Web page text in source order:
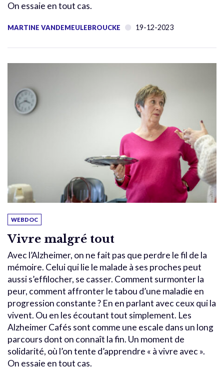
On essaie en tout cas.
MARTINE VANDEMEULEBROUCKE 19-12-2023
WEBDOC
Vivre malgré tout
Avec l’Alzheimer, on ne fait pas que perdre le fil de la
mémoire. Celui qui lie le malade à ses proches peut
aussi s’effilocher, se casser. Comment surmonter la
peur, comment affronter le tabou d’une maladie en
progression constante ? En en parlant avec ceux qui la
vivent. Ou en les écoutant tout simplement. Les
Alzheimer Cafés sont comme une escale dans un long
parcours dont on connaît la fin. Un moment de
solidarité, où l’on tente d’apprendre « à vivre avec ».
On essaie en tout cas.